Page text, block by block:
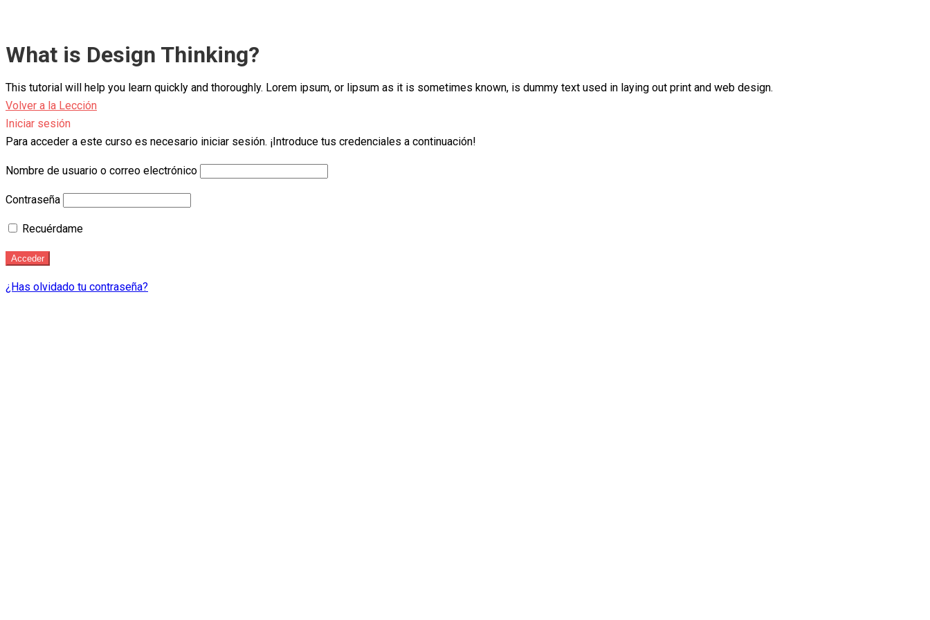
What is Design Thinking?
This tutorial will help you learn quickly and thoroughly. Lorem ipsum, or lipsum as it is sometimes known, is dummy text used in laying out print and web design.
Volver a la Lección
Iniciar sesión
Para acceder a este curso es necesario iniciar sesión. ¡Introduce tus credenciales a continuación!
Nombre de usuario o correo electrónico
Contraseña
Recuérdame
¿Has olvidado tu contraseña?